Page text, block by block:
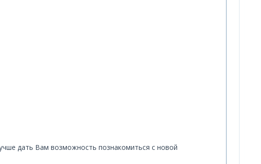
дать Вам возможность познакомиться с новой